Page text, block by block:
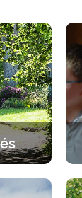
couple,